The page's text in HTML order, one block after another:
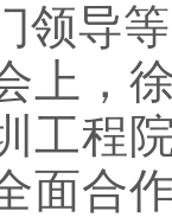
领导
，徐
工程
面合